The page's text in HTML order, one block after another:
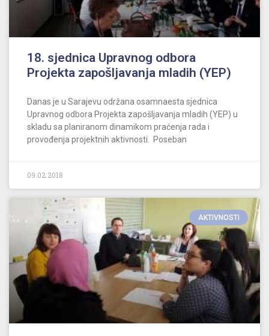
18. sjednica Upravnog odbora
Projekta zapošljavanja mladih (YEP)
Danas je u Sarajevu održana osamnaesta sjednica
Upravnog odbora Projekta zapošljavanja mladih (YEP) u
skladu sa planiranom dinamikom praćenja rada i
provođenja projektnih aktivnosti. Poseban
09.02.2018
AKTIVNOSTI